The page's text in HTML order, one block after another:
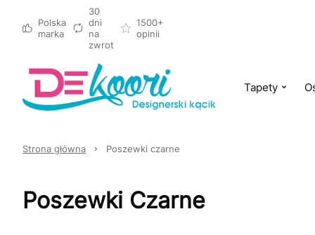
Polska
marka
30
dni
na
zwrot
1500+
opinii
Tapety
Strona główna Poszewki czarne
Poszewki Czarne